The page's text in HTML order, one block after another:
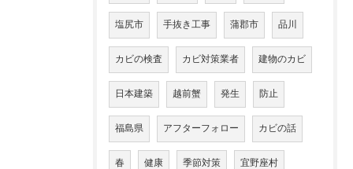
塩尻市 手抜き工事 蒲郡市 品川
カビの検査 カビ対策業者 建物のカビ
日本建築 越前蟹 発生 防止
福島県 アフターフォロー カビの話
春 健康 季節対策 宜野座村